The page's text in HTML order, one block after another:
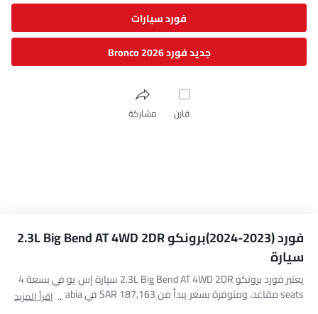
فورد سيارات
جديد فورد Bronco 2026
قارن مشاركة
فورد (2023-2024)برونكو 2.3L Big Bend AT 4WD 2DR
سيارة
يعتبر فورد برونكو 2.3L Big Bend AT 4WD 2DR سيارة إس يو في بسعة 4
seats مقاعد، ومتوفرة بسعر يبدأ من SAR 187,163 في Saudi Arabia.
اقرأ المزيد